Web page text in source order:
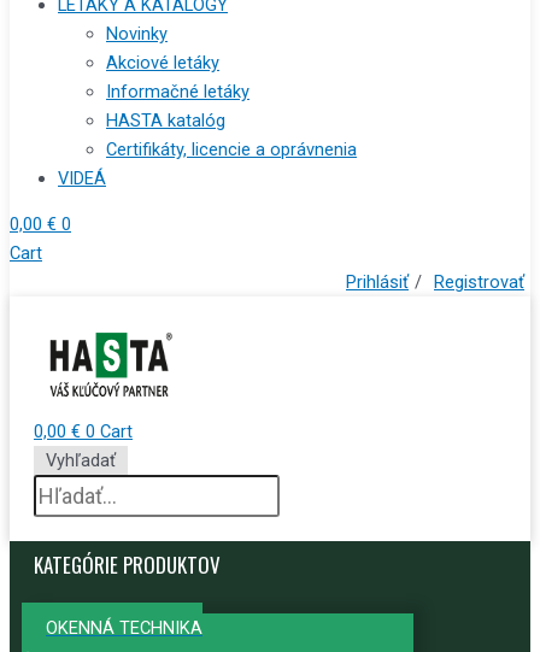
LETÁKY A KATALÓGY
Novinky
Akciové letáky
Informačné letáky
HASTA katalóg
Certifikáty, licencie a oprávnenia
VIDEÁ
0,00 € 0
Cart
Prihlásiť / Registrovať
0,00 € 0 Cart
Vyhľadať
KATEGÓRIE PRODUKTOV
OKENNÁ TECHNIKA